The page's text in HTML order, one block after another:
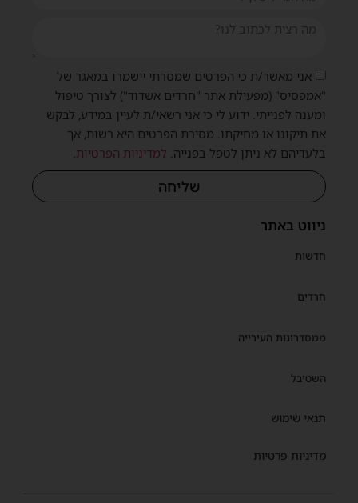
ניווט באתר
חדשות
חרדים
ממסדרונות העירייה
השטיבל
תנאי שימוש
מדיניות פרטיות
אני מאשר/ת כי הפרטים שמסרתי יישמרו במאגר של
"אמפסיס" (מפעילת אתר "חרדים אשדוד") לצורך טיפול
ומענה לפנייתי. ידוע לי כי אני רשאי/ת לעיין במידע, לבקש
את תיקונו או מחיקתו. מסירת הפרטים היא רשות, אך
בלעדיהם לא ניתן לטפל בפנייה. למדיניות הפרטיות
שליחה